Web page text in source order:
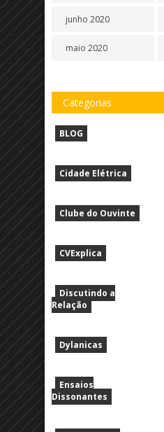
junho 2020
maio 2020
Categorias
BLOG
Cidade Elétrica
Clube do Ouvinte
CVExplica
Discutindo a
Relação
Dylanicas
Ensaios
Dissonantes